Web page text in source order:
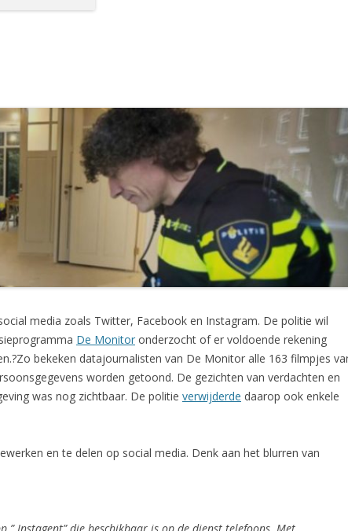
media zoals Twitter, Facebook en Instagram. De politie wil
De Monitor onderzocht of er voldoende rekening
bekeken datajournalisten van De Monitor alle 163 filmpjes
worden getoond. De gezichten van verdachten en
was nog zichtbaar. De politie verwijderde daarop ook enkele
en te delen op social media. Denk aan het blurren van